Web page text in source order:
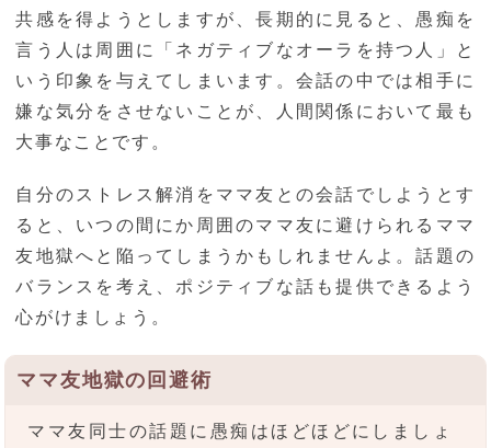
共感を得ようとしますが、長期的に見ると、愚痴を
言う人は周囲に「ネガティブなオーラを持つ人」と
いう印象を与えてしまいます。会話の中では相手に
嫌な気分をさせないことが、人間関係において最も
大事なことです。
自分のストレス解消をママ友との会話でしようとす
ると、いつの間にか周囲のママ友に避けられるママ
友地獄へと陥ってしまうかもしれませんよ。話題の
バランスを考え、ポジティブな話も提供できるよう
心がけましょう。
ママ友地獄の回避術
ママ友同士の話題に愚痴はほどほどにしましょ